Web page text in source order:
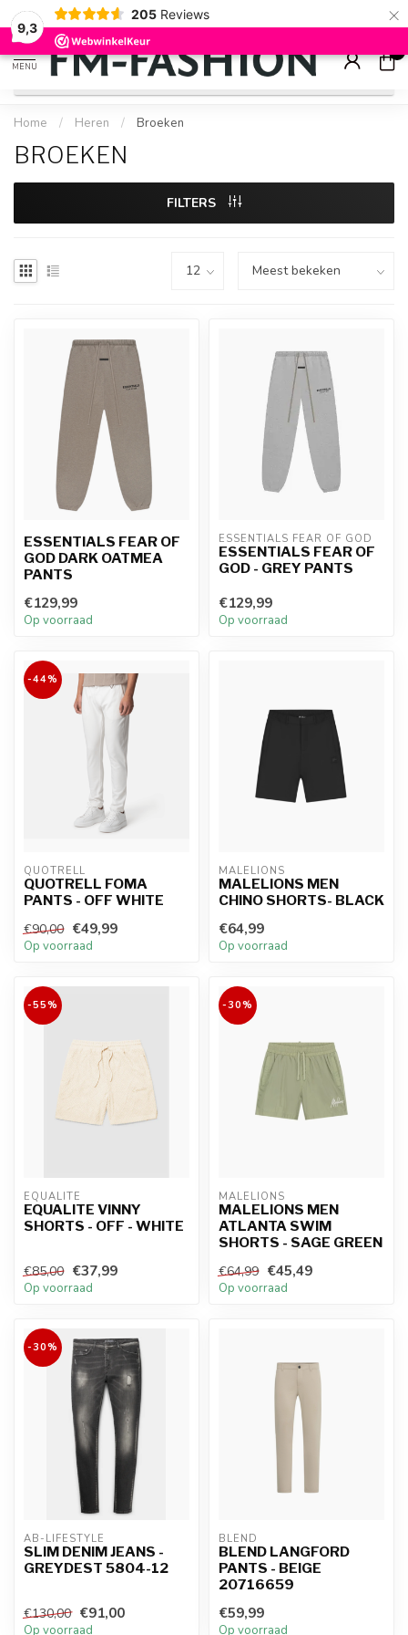
9,3
205 Reviews ×
Check onzesale artikelenvoor flinke kortingen
MENU
0
Home / Heren / Broeken
BROEKEN
FILTERS
ESSENTIALS FEAR OF
GOD DARK OATMEA
PANTS
€129,99
Op voorraad
ESSENTIALS FEAR OF GOD
ESSENTIALS FEAR OF
GOD - GREY PANTS
€129,99
Op voorraad
-44%
QUOTRELL
QUOTRELL FOMA
PANTS - OFF WHITE
€90,00 €49,99
Op voorraad
MALELIONS
MALELIONS MEN
CHINO SHORTS- BLACK
€64,99
Op voorraad
-55%
EQUALITÉ
EQUALITE VINNY
SHORTS - OFF - WHITE
€85,00 €37,99
Op voorraad
-30%
MALELIONS
MALELIONS MEN
ATLANTA SWIM
SHORTS - SAGE GREEN
€64,99 €45,49
Op voorraad
-30%
AB-LIFESTYLE
SLIM DENIM JEANS -
GREYDEST 5804-12
€130,00 €91,00
Op voorraad
BLEND
BLEND LANGFORD
PANTS - BEIGE
20716659
€59,99
Op voorraad